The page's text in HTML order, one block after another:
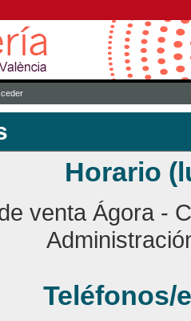
Horario
venta Ágora -
Teléfonos/